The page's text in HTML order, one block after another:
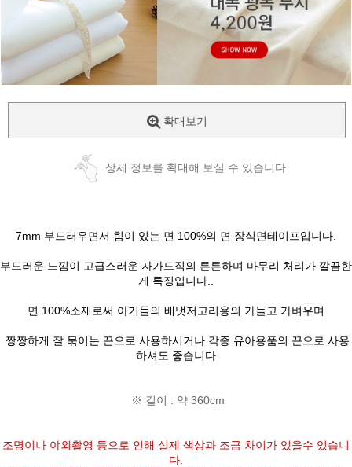
확대보기
상세 정보를 확대해 보실 수 있습니다
7mm 부드러우면서 힘이 있는 면 100%의 면 장식면테이프입니다.
부드러운 느낌이 고급스러운 자가드직의 튼튼하며 마무리 처리가 깔끔한
게 특징입니다..
면 100%소재로써 아기들의 배냇저고리용의 가늘고 가벼우며
짱짱하게 잘 묶이는 끈으로 사용하시거나 각종 유아용품의 끈으로 사용
하셔도 좋습니다
※ 길이 : 약 360cm
조명이나 야외촬영 등으로 인해 실제 색상과 조금 차이가 있을수 있습니
다.